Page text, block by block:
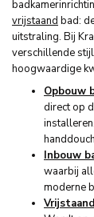
vrijstaand bad:
uitstraling. Bij
verschillende
hoogwaardige
Opbouw
direct op
Inbouw
waarbij
moderne